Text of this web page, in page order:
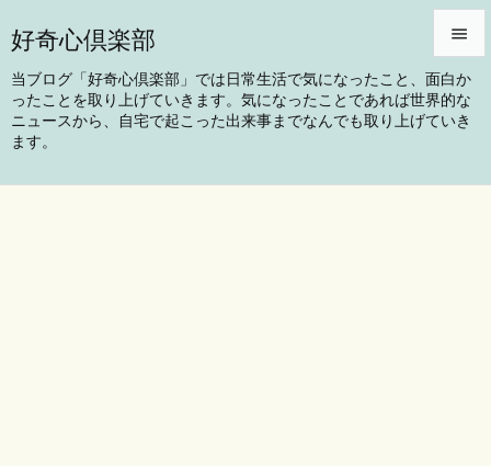
好奇心倶楽部
当ブログ「好奇心倶楽部」では日常生活で気になったこと、面白か
ったことを取り上げていきます。気になったことであれば世界的な
ニュースから、自宅で起こった出来事までなんでも取り上げていき
ます。


メニュ

